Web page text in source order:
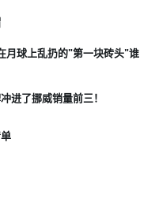
月球上乱扔的"第一块砖头"谁
进了挪威销量前三！